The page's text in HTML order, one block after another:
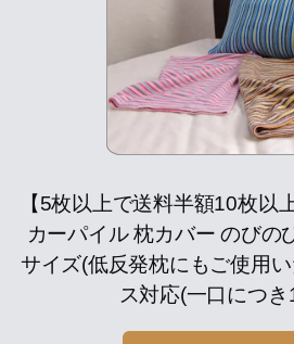
【5枚以上で送料半額10枚以
カーパイル 枕カバー のびの
サイズ(低反発枕にもご使用
ス対応(一口につき